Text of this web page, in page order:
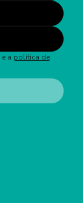
e a política de